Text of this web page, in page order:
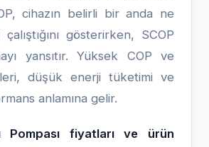
cihazın belirli bir anda ne
gösterirken, SCOP
yansıtır. Yüksek COP ve
düşük enerji tüketimi ve
anlamına gelir.
Pompası fiyatları ve ürün